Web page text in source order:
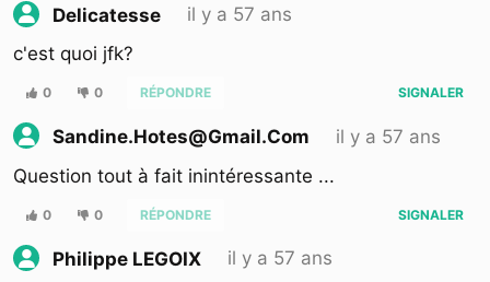
Delicatesse
il y a 57 ans
c'est quoi jfk?
0 0 RÉPONDRE SIGNALER
Sandine.hotes@gmail.com
il y a 57 ans
Question tout à fait inintéressante ...
0 0 RÉPONDRE SIGNALER
Philippe LEGOIX
il y a 57 ans